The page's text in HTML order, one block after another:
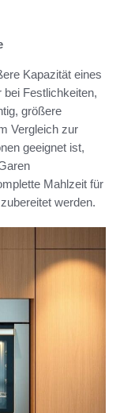
Kapazität eines
Festlichkeiten,
größere
Vergleich zur
geeignet ist,
Mahlzeit für
werden.